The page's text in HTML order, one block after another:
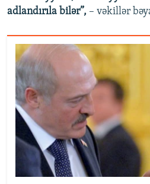
adlandırıla bilər”, – vəkillər